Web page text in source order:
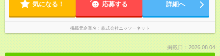
気になる！ 応募する 詳細へ
掲載元企業名 株式会社ニッソーネット
掲載日：2026.08.04